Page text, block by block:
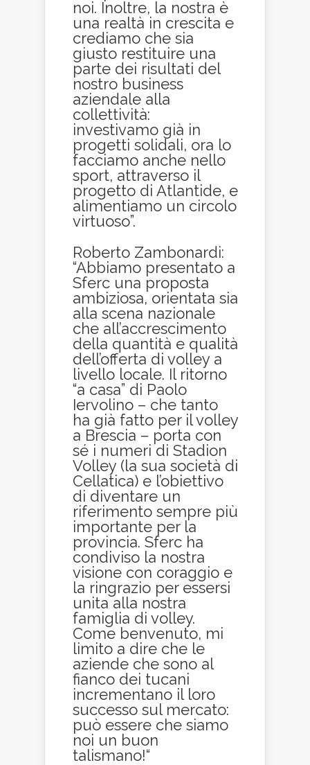
noi. Inoltre, la nostra è
una realtà in crescita e
crediamo che sia
giusto restituire una
parte dei risultati del
nostro business
aziendale alla
collettività:
investivamo già in
progetti solidali, ora lo
facciamo anche nello
sport, attraverso il
progetto di Atlantide, e
alimentiamo un circolo
virtuoso”.
Roberto Zambonardi:
“Abbiamo presentato a
Sferc una proposta
ambiziosa, orientata sia
alla scena nazionale
che all’accrescimento
della quantità e qualità
dell’offerta di volley a
livello locale. Il ritorno
“a casa” di Paolo
Iervolino – che tanto
ha già fatto per il volley
a Brescia – porta con
sé i numeri di Stadion
Volley (la sua società di
Cellatica) e l’obiettivo
di diventare un
riferimento sempre più
importante per la
provincia. Sferc ha
condiviso la nostra
visione con coraggio e
la ringrazio per essersi
unita alla nostra
famiglia di volley.
Come benvenuto, mi
limito a dire che le
aziende che sono al
fianco dei tucani
incrementano il loro
successo sul mercato:
può essere che siamo
noi un buon
talismano!“